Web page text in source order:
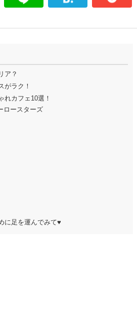
ア？
がラク！
れカフェ10選！
ロースターズ
に足を運んでみて♥